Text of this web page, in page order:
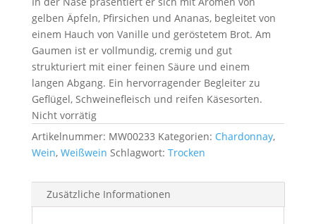
gelben Äpfeln, Pfirsichen und Ananas, begleitet von
einem Hauch von Vanille und geröstetem Brot. Am
Gaumen ist er vollmundig, cremig und gut
strukturiert mit einer feinen Säure und einem
langen Abgang. Ein hervorragender Begleiter zu
Geflügel, Schweinefleisch und reifen Käsesorten.
Nicht vorrätig
Artikelnummer: MW00233 Kategorien: Chardonnay,
Wein, Weißwein Schlagwort: Trocken
Zusätzliche Informationen